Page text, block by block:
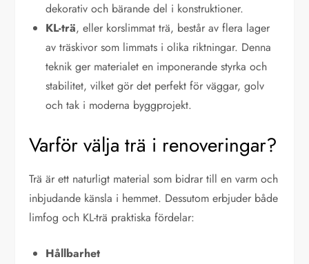
dekorativ och bärande del i konstruktioner.
KL-trä, eller korslimmat trä, består av flera lager
av träskivor som limmats i olika riktningar. Denna
teknik ger materialet en imponerande styrka och
stabilitet, vilket gör det perfekt för väggar, golv
och tak i moderna byggprojekt.
Varför välja trä i renoveringar?
Trä är ett naturligt material som bidrar till en varm och
inbjudande känsla i hemmet. Dessutom erbjuder både
limfog och KL-trä praktiska fördelar:
Hållbarhet